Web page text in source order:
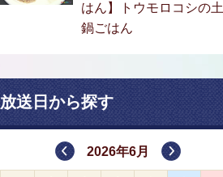
はん】トウモロコシの土
鍋ごはん
放送日から探す
2026年6月